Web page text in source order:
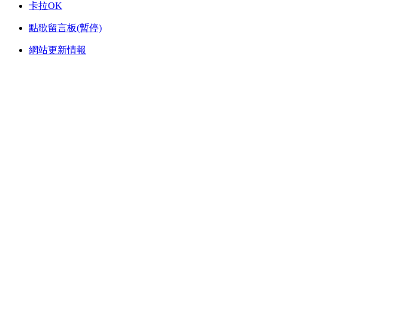
卡拉OK
點歌留言板(暫停)
網站更新情報